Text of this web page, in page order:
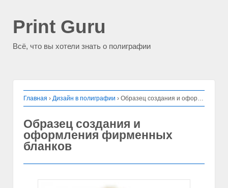
Print Guru
Всё, что вы хотели знать о полиграфии
Главная › Дизайн в полиграфии › Образец создания и оформления фирменных бланков
Образец создания и
оформления фирменных
бланков